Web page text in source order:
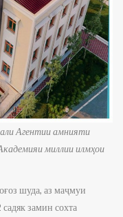
Агентии амнияти
миллии илмҳои
шуда, аз маҷмуи
замин сохта